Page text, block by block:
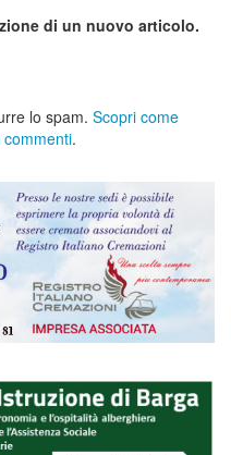
di un nuovo articolo.
lo spam. Scopri come
.